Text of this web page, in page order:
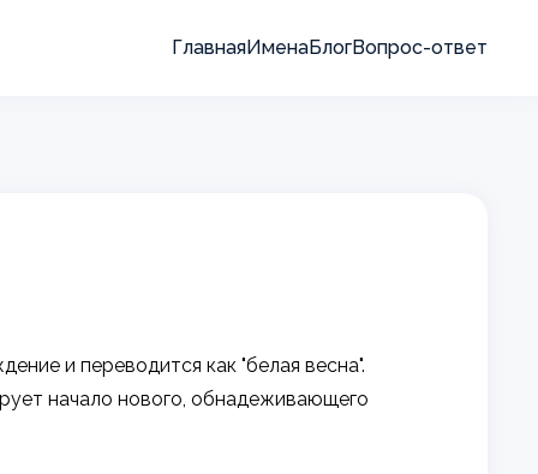
ГлавнаяИменаБлогВопрос-ответ
и переводится как "белая весна".
начало нового, обнадеживающего